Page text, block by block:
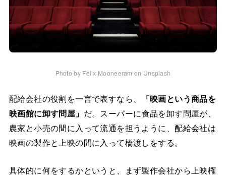
Photo by Felix Mooneeram on Unsplash
配給会社の役割を一言で表すなら、
「映画という商品を
映画館に卸す問屋」 だ。スーパーに食品を卸す問屋が、
農家と小売の間に入って流通を担うように、配給会社は
映画の製作と上映の間に入って橋渡しをする。
具体的に何をするかというと、まず製作会社から上映権